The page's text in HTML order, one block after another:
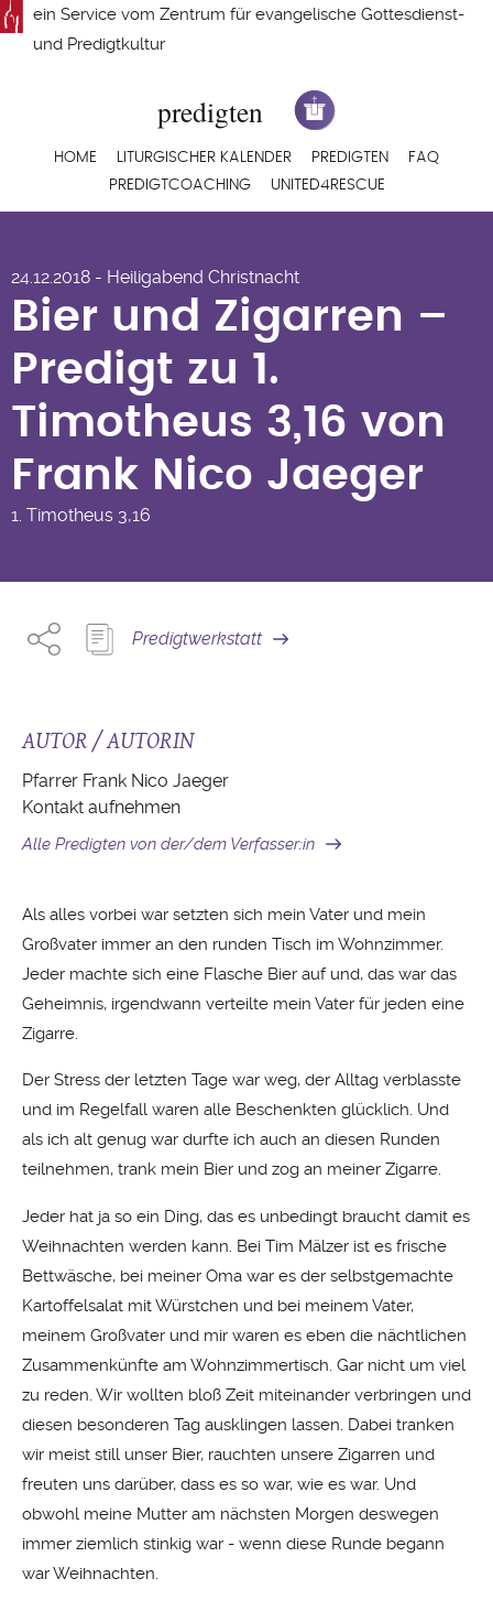
Direkt
zum
ein Service vom Zentrum für evangelische Gottesdienst-
und Predigtkultur
Hauptnavigation
HOME LITURGISCHER KALENDER PREDIGTEN
FAQ
PREDIGTCOACHING
UNITED4RESCUE
Predigt zu 1.
Timotheus 3,16 von
Frank Nico Jaeger
24.12.2018 - Heiligabend Christnacht
Bier und Zigarren –
Predigt zu 1.
Timotheus 3,16 von
Frank Nico Jaeger
1. Timotheus 3,16
Predigtwerkstatt
AUTOR / AUTORIN
Pfarrer Frank Nico Jaeger
Kontakt aufnehmen
Alle Predigten von der/dem Verfasser:in
Als alles vorbei war setzten sich mein Vater und mein
Großvater immer an den runden Tisch im Wohnzimmer.
Jeder machte sich eine Flasche Bier auf und, das war das
Geheimnis, irgendwann verteilte mein Vater für jeden eine
Zigarre.
Der Stress der letzten Tage war weg, der Alltag verblasste
und im Regelfall waren alle Beschenkten glücklich. Und
als ich alt genug war durfte ich auch an diesen Runden
teilnehmen, trank mein Bier und zog an meiner Zigarre.
Jeder hat ja so ein Ding, das es unbedingt braucht damit es
Weihnachten werden kann. Bei Tim Mälzer ist es frische
Bettwäsche, bei meiner Oma war es der selbstgemachte
Kartoffelsalat mit Würstchen und bei meinem Vater,
meinem Großvater und mir waren es eben die nächtlichen
Zusammenkünfte am Wohnzimmertisch. Gar nicht um viel
zu reden. Wir wollten bloß Zeit miteinander verbringen und
diesen besonderen Tag ausklingen lassen. Dabei tranken
wir meist still unser Bier, rauchten unsere Zigarren und
freuten uns darüber, dass es so war, wie es war. Und
obwohl meine Mutter am nächsten Morgen deswegen
immer ziemlich stinkig war - wenn diese Runde begann
war Weihnachten.